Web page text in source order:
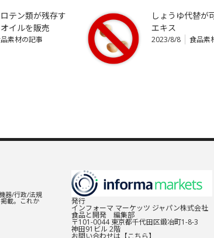
テン類が残存す
イルを販売
素材の記事
しょうゆ代替が
エキス
2023/8/8 食品素
発行
インフォーマ マーケッツ ジャパン株式会社
食品と開発 編集部
〒101-0044 東京都千代田区鍛冶町1-8-3
神田91ビル 2階
お問い合わせは 【こちら】
器/行政/法規
載。これか